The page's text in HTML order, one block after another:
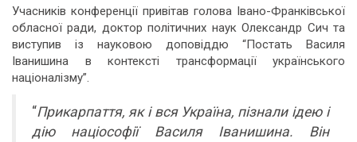
Учасників конференції привітав голова Івано-Франківської
обласної ради, доктор політичних наук Олександр Сич та
виступив із науковою доповіддю “Постать Василя
Іванишина в контексті трансформації українського
націоналізму”.
“Прикарпаття, як і вся Україна, пізнали ідею і
дію націософії Василя Іванишина. Він